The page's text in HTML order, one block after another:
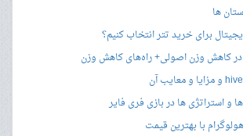
ها
برای خرید تتر انتخاب کنیم؟
کاهش وزن اصولی+ راه‌های کاهش وزن
و استراتژی ها در بازی فری فایر
با بهترین قیمت